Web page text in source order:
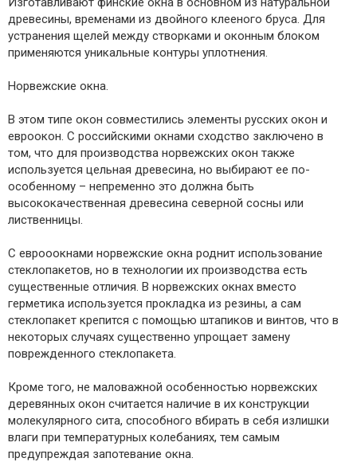
древесины, временами из двойного клееного бруса. Для
устранения щелей между створками и оконным блоком
применяются уникальные контуры уплотнения.
Норвежские окна.
В этом типе окон совместились элементы русских окон и
евроокон. С российскими окнами сходство заключено в
том, что для производства норвежских окон также
используется цельная древесина, но выбирают ее по-
особенному – непременно это должна быть
высококачественная древесина северной сосны или
лиственницы.
С еврооокнами норвежские окна роднит использование
стеклопакетов, но в технологии их производства есть
существенные отличия. В норвежских окнах вместо
герметика используется прокладка из резины, а сам
стеклопакет крепится с помощью штапиков и винтов, что в
некоторых случаях существенно упрощает замену
поврежденного стеклопакета.
Кроме того, не маловажной особенностью норвежских
деревянных окон считается наличие в их конструкции
молекулярного сита, способного вбирать в себя излишки
влаги при температурных колебаниях, тем самым
предупреждая запотевание окна.